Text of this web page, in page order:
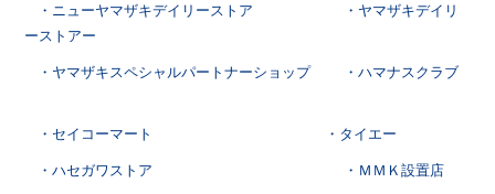
・ニューヤマザキデイリーストア ・ヤマザキデイリ
ーストアー
・ヤマザキスペシャルパートナーショップ ・ハマナスクラブ
・セイコーマート ・タイエー
・ハセガワストア ・ＭＭＫ設置店